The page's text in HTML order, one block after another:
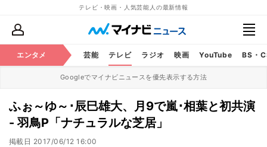
テレビ・映画・人気芸能人の最新情報
エンタメ 芸能 テレビ ラジオ 映画 YouTube BS・
Googleでマイナビニュースを優先表示する方法
ふぉ～ゆ～･辰巳雄大、月9で嵐･相葉と初共演
- 羽鳥P「ナチュラルな芝居」
掲載日 2017/06/12 16:00